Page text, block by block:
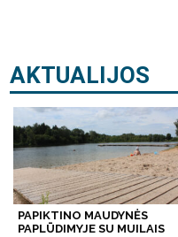
AKTUALIJOS
PAPIKTINO MAUDYNĖS
PAPLŪDIMYJE SU MUILAIS